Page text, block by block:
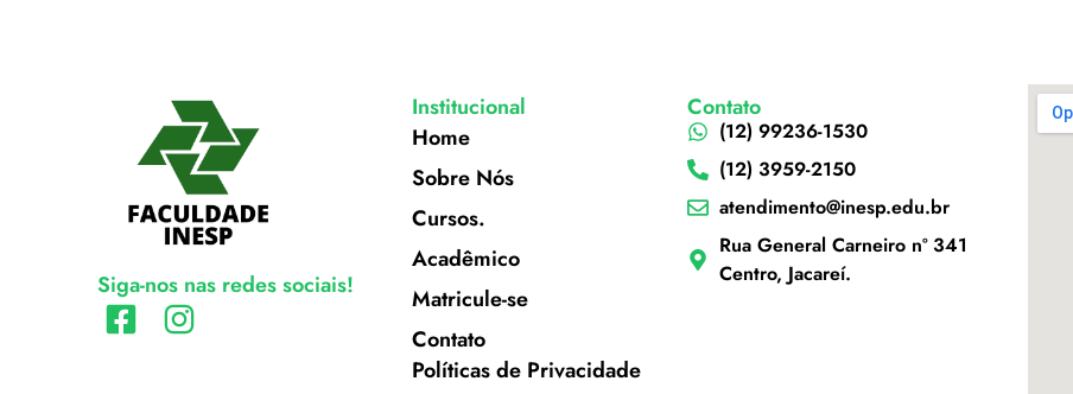
Siga-nos nas redes sociais!
Institucional
Home
Sobre Nós
Cursos.
Acadêmico
Matricule-se
Contato
Políticas de Privacidade
Contato
(12) 99236-1530
(12) 3959-2150
atendimento@inesp.edu.br
Rua General Carneiro nº 341
Centro, Jacareí.